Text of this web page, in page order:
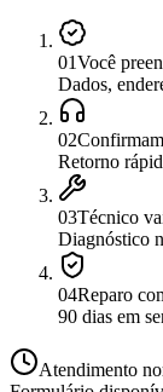
01Você
Dados,
02
Retorno
03Técnico
Diagnóstico
04Reparo
90 dias em
Atendimento